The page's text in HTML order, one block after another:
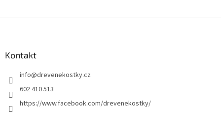
Kontakt
info@drevenekostky.cz
602 410 513
https://www.facebook.com/drevenekostky/